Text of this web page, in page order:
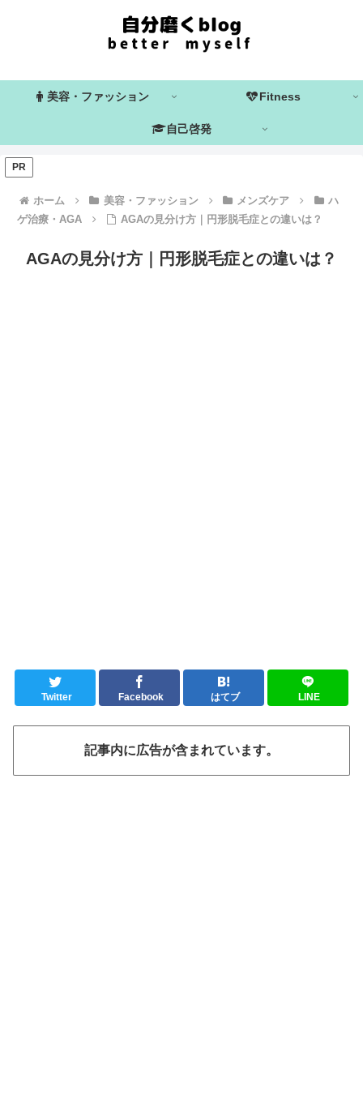
美容・ファッション Fitness
自己啓発
ホーム 美容・ファッション メンズケア
ハ
ゲ治療・AGA
AGAの見分け方｜円形脱毛症との違いは？
PR
AGAの見分け方｜円形脱毛症との違いは？
Twitter Facebook はてブ LINE
記事内に広告が含まれています。